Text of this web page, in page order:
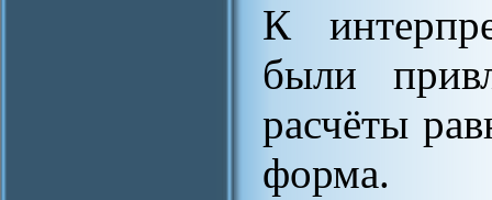
К
были
расчёты
форма.